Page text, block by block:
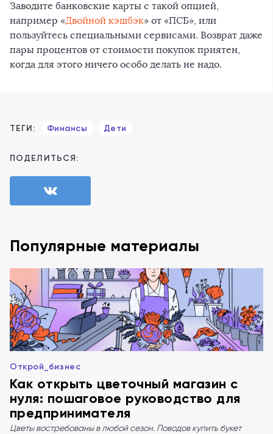
Заводите банковские карты с такой опцией,
например «Двойной кэшбэк» от «ПСБ», или
пользуйтесь специальными сервисами. Возврат даже
пары процентов от стоимости покупок приятен,
когда для этого ничего особо делать не надо.
ТЕГИ: Финансы Дети
ПОДЕЛИТЬСЯ:
Популярные материалы
Открой_бизнес
Как открыть цветочный магазин с
нуля: пошаговое руководство для
предпринимателя
Цветы востребованы в любой сезон. Поводов купить букет